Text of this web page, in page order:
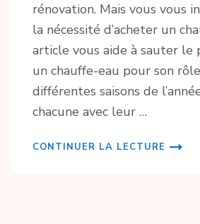
rénovation. Mais vous vous
la nécessité d’acheter un
article vous aide à sauter le
un chauffe-eau pour son
différentes saisons de
chacune avec leur …
CONTINUER LA LECTURE